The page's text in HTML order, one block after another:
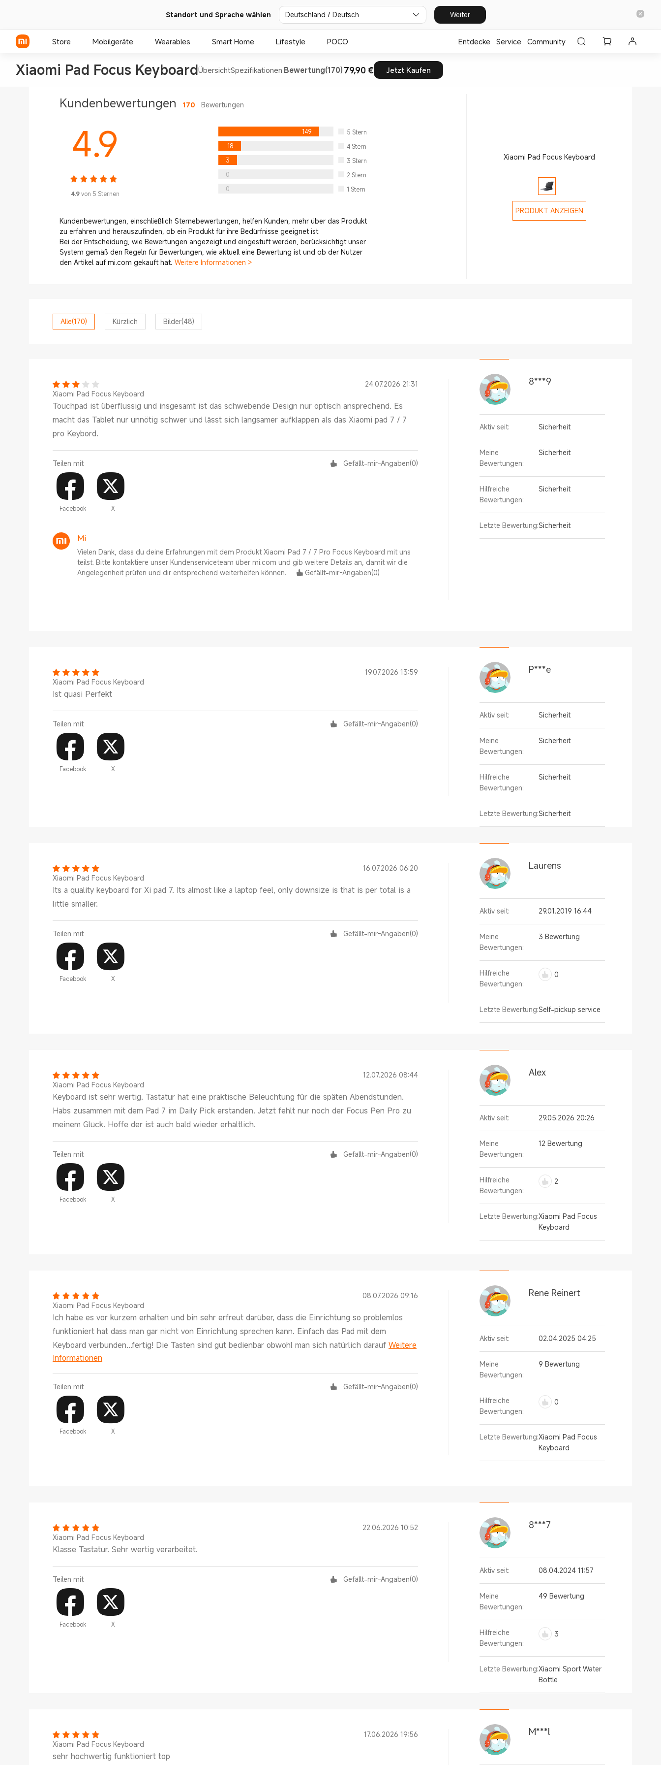
Standort und Sprache wählen Deutschland / Deutsch Weiter
Store Mobilgeräte Wearables Smart Home Lifestyle POCO Entdecke ⁣Service Community
Xiaomi Pad Focus KeyboardÜbersichtSpezifikationen Bewertung(170) 79,90 € Jetzt Kaufen
Kundenbewertungen 170 Bewertungen
4.9
4.9 von 5 Sternen
149 5 Stern
18
4 Stern
3
3 Stern
0
2 Stern
0
1 Stern
Kundenbewertungen, einschließlich Sternebewertungen, helfen Kunden, mehr über das Produkt
zu erfahren und herauszufinden, ob ein Produkt für ihre Bedürfnisse geeignet ist.
Bei der Entscheidung, wie Bewertungen angezeigt und eingestuft werden, berücksichtigt unser
System gemäß den Regeln für Bewertungen, wie aktuell eine Bewertung ist und ob der Nutzer
den Artikel auf mi.com gekauft hat. Weitere Informationen >
Xiaomi Pad Focus Keyboard
PRODUKT ANZEIGEN
Alle(170) Kürzlich Bilder(48)
24.07.2026 21:31
Xiaomi Pad Focus Keyboard
Touchpad ist überflussig und insgesamt ist das schwebende Design nur optisch ansprechend. Es
macht das Tablet nur unnötig schwer und lässt sich langsamer aufklappen als das Xiaomi pad 7 / 7
pro Keybord.
Teilen mit
Facebook X
Gefällt-mir-Angaben(0)
Mi
Vielen Dank, dass du deine Erfahrungen mit dem Produkt Xiaomi Pad 7 / 7 Pro Focus Keyboard mit uns
teilst. Bitte kontaktiere unser Kundenserviceteam über mi.com und gib weitere Details an, damit wir die
Angelegenheit prüfen und dir entsprechend weiterhelfen können.
Gefällt-mir-Angaben(0)
8***9
Aktiv seit: Sicherheit
Meine
Bewertungen:
Sicherheit
Hilfreiche
Bewertungen:
Sicherheit
Letzte Bewertung:Sicherheit
19.07.2026 13:59
Xiaomi Pad Focus Keyboard
Ist quasi Perfekt
Teilen mit
Facebook X
Gefällt-mir-Angaben(0)
P***e
Aktiv seit: Sicherheit
Meine
Bewertungen:
Sicherheit
Hilfreiche
Bewertungen:
Sicherheit
Letzte Bewertung:Sicherheit
16.07.2026 06:20
Xiaomi Pad Focus Keyboard
Its a quality keyboard for Xi pad 7. Its almost like a laptop feel, only downsize is that is per total is a
little smaller.
Teilen mit
Facebook X
Gefällt-mir-Angaben(0)
Laurens
Aktiv seit: 29.01.2019 16:44
Meine
Bewertungen:
3 Bewertung
Hilfreiche
Bewertungen:
0
Letzte Bewertung:Self-pickup service
12.07.2026 08:44
Xiaomi Pad Focus Keyboard
Keyboard ist sehr wertig. Tastatur hat eine praktische Beleuchtung für die späten Abendstunden.
Habs zusammen mit dem Pad 7 im Daily Pick erstanden. Jetzt fehlt nur noch der Focus Pen Pro zu
meinem Glück. Hoffe der ist auch bald wieder erhältlich.
Teilen mit
Facebook X
Gefällt-mir-Angaben(0)
Alex
Aktiv seit: 29.05.2026 20:26
Meine
Bewertungen:
12 Bewertung
Hilfreiche
Bewertungen:
2
Letzte Bewertung:Xiaomi Pad Focus
Keyboard
08.07.2026 09:16
Xiaomi Pad Focus Keyboard
Ich habe es vor kurzem erhalten und bin sehr erfreut darüber, dass die Einrichtung so problemlos
funktioniert hat dass man gar nicht von Einrichtung sprechen kann. Einfach das Pad mit dem
Keyboard verbunden...fertig! Die Tasten sind gut bedienbar obwohl man sich natürlich darauf Weitere
Informationen
Teilen mit
Facebook X
Gefällt-mir-Angaben(0)
Rene Reinert
Aktiv seit: 02.04.2025 04:25
Meine
Bewertungen:
9 Bewertung
Hilfreiche
Bewertungen:
0
Letzte Bewertung:Xiaomi Pad Focus
Keyboard
22.06.2026 10:52
Xiaomi Pad Focus Keyboard
Klasse Tastatur. Sehr wertig verarbeitet.
Teilen mit
Facebook X
Gefällt-mir-Angaben(0)
8***7
Aktiv seit: 08.04.2024 11:57
Meine
Bewertungen:
49 Bewertung
Hilfreiche
Bewertungen:
3
Letzte Bewertung:Xiaomi Sport Water
Bottle
17.06.2026 19:56
Xiaomi Pad Focus Keyboard
sehr hochwertig funktioniert top
M***l